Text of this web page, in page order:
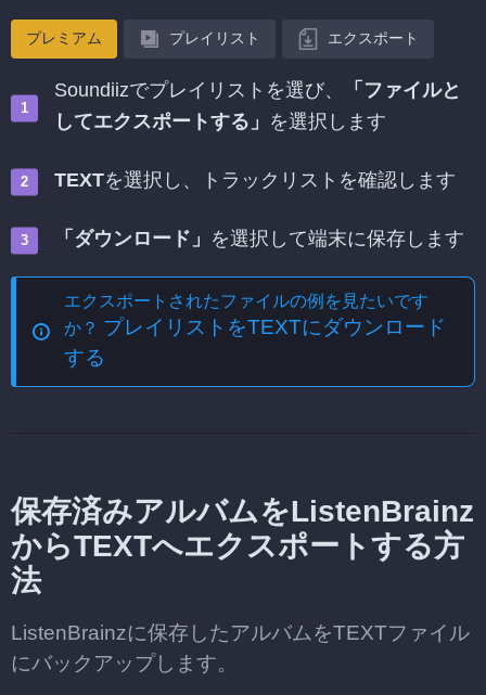
プレミアム プレイリスト エクスポート
Soundiizでプレイリストを選び、
「ファイルと
してエクスポートする」 を選択します
TEXTを選択し、トラックリストを確認します
「ダウンロード」 を選択して端末に保存します
エクスポートされたファイルの例を見たいです
か？ プレイリストをTEXTにダウンロード
する
保存済みアルバムをListenBrainz
からTEXTへエクスポートする方
法
ListenBrainzに保存したアルバムをTEXTファイル
にバックアップします。